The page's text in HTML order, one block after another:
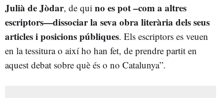
Julià de Jòdar, de qui no es pot –com a altres
escriptors—dissociar la seva obra literària dels seus
articles i posicions públiques. Els escriptors es veuen
en la tessitura o així ho han fet, de prendre partit en
aquest debat sobre què és o no Catalunya”.